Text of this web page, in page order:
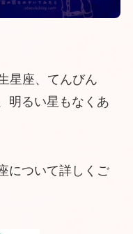
星座、てんびん
明るい星もなくあ
について詳しくご